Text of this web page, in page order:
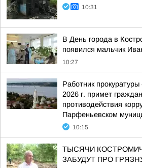
10:31
В День города в
появился мальчик
10:27
Работник прокуратуры
2026 г. примет
противодействия
Парфеньевском
10:15
ТЫСЯЧИ
ЗАБУДУТ ПРО